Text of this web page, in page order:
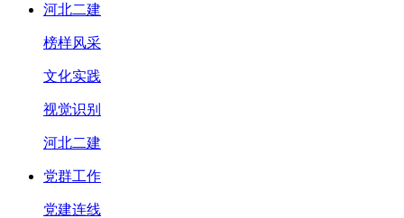
河北二建
榜样风采
文化实践
视觉识别
河北二建
党群工作
党建连线